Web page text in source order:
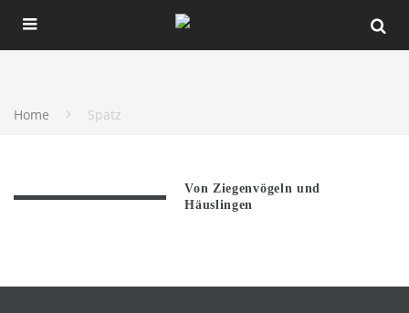
Home Spatz
Von Ziegenvögeln und
Häuslingen